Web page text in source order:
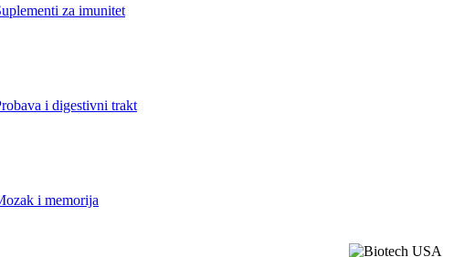
za imunitet
i digestivni trakt
i memorija